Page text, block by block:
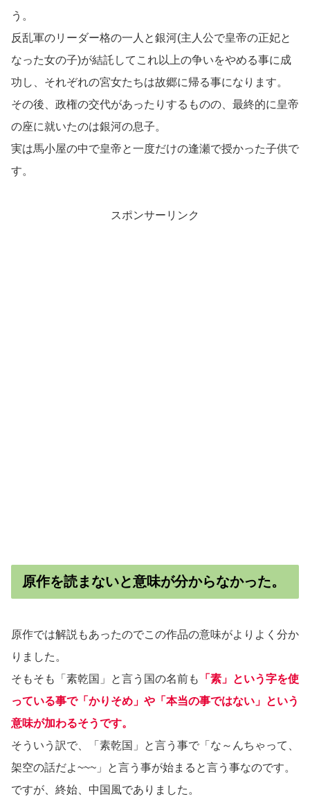
う。
反乱軍のリーダー格の一人と銀河(主人公で皇帝の正妃と
なった女の子)が結託してこれ以上の争いをやめる事に成
功し、それぞれの宮女たちは故郷に帰る事になります。
その後、政権の交代があったりするものの、最終的に皇帝
の座に就いたのは銀河の息子。
実は馬小屋の中で皇帝と一度だけの逢瀬で授かった子供で
す。
スポンサーリンク
原作を読まないと意味が分からなかった。
原作では解説もあったのでこの作品の意味がよりよく分か
りました。
そもそも「素乾国」と言う国の名前も
「素」という字を使
っている事で「かりそめ」や「本当の事ではない」という
意味が加わるそうです。
そういう訳で、「素乾国」と言う事で「な～んちゃって、
架空の話だよ~~~」と言う事が始まると言う事なのです。
ですが、終始、中国風でありました。